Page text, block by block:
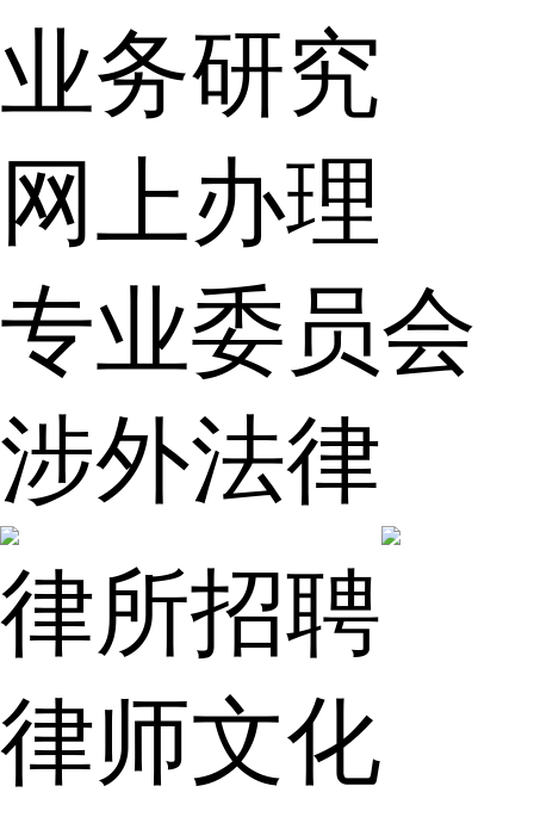
业务研究
网上办理
专业委员会
涉外法律
律所招聘
律师文化